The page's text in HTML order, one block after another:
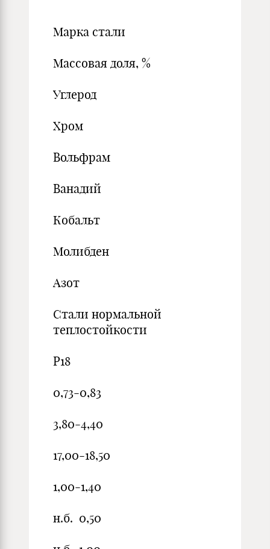
Марка стали
Массовая доля, %
Углерод
Хром
Вольфрам
Ванадий
Кобальт
Молибден
Азот
Стали нормальной
теплостойкости
Р18
0,73-0,83
3,80-4,40
17,00-18,50
1,00-1,40
н.б. 0,50